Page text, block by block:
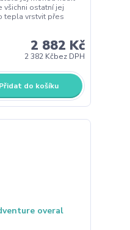
všichni ostatní jej
tepla vrstvit přes
2 882 Kč
2 382 Kčbez DPH
Přidat do košíku